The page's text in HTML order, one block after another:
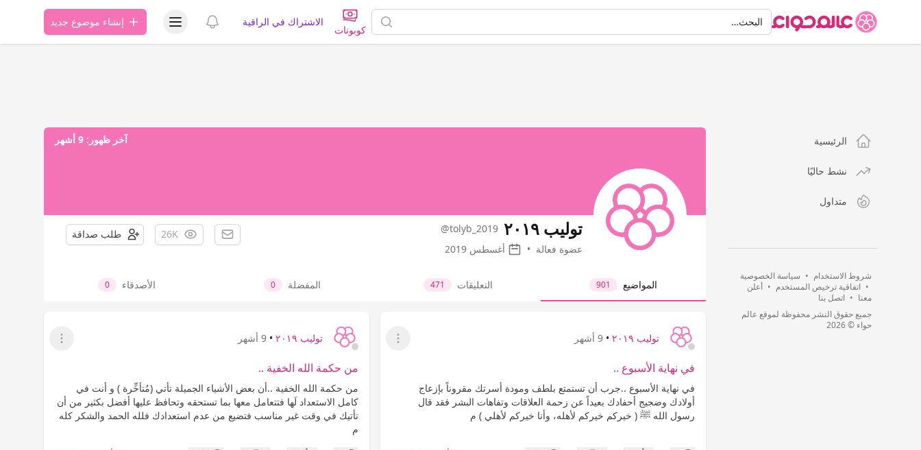
البحثالبحث…
كوبونات
الاشتراك في الراقية عرض الإشعاراتعرض قائمة المستخدمإنشاء موضوع جديد
الرئيسية
نشط حاليًا
متداول
شروط الاستخدام • سياسة الخصوصية
• اتفاقية ترخيص المستخدم • أعلن
معنا • اتصل بنا
جميع حقوق النشر محفوظة لموقع عالم
حواء © 2026
آخر ظهور: 9 أشهر
توليب ٢٠١٩
@tolyb_2019
عضوة فعالة • أغسطس 2019
26K طلب صداقة
المواضيع 901 التعليقات 471 المفضلة 0 الأصدقاء 0
توليب ٢٠١٩ • 9 أشهر
عرض القائمة
في نهاية الأسبوع ..
‏في نهاية الأسبوع ..‏جرب أن تستمتع بلطف ومودة أسرتك مقروناً بإزعاج
أولادك وضجيج أحفادك بعيداً عن زحمة العلاقات وتفاهات البشر فقد قال
رسول الله ﷺ ( خيركم خيركم لأهله، وأنا خيركم لأهلي ) م
توليب ٢٠١٩ • 9 أشهر
عرض القائمة
من حكمة الله الخفية ..
‏من حكمة الله الخفية ..‏أن بعض الأشياء الجميلة تأتي (مُتأخِّرة ) و أنت في
كامل الاستعداد لَها فتتعامل معها بما تستحقه وتحافظ عليها أفضل بكثير من أن
تأتيك في وقت غير مناسب فتضيع من عدم استعدادك فلله الحمد والشكر كله
م